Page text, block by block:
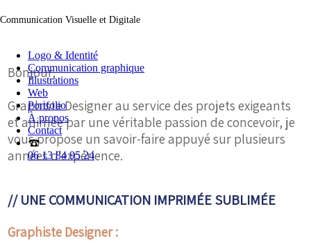
Communication Visuelle et Digitale
Logo & Identité
Communication graphique
Illustrations
Web
Portfolio
À propos
Contact
06 13 84 95 24
Bonjour,
Graphiste Designer au service des projets exigeants
et animée par une véritable passion de concevoir, je
vous propose un savoir-faire appuyé sur plusieurs
années d'expérience.
// UNE COMMUNICATION IMPRIMÉE SUBLIMÉE
Graphiste Designer :